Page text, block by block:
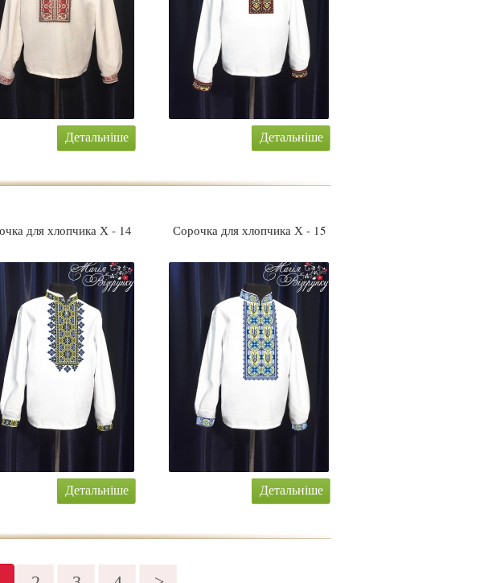
Детальніше Детальніше
для хлопчика Х - 14
Детальніше
Сорочка для хлопчика Х - 15
Детальніше